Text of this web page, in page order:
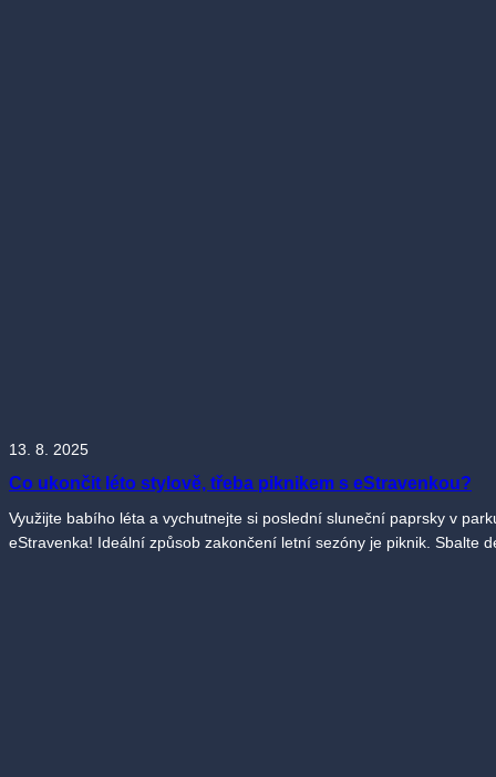
13. 8. 2025
Co ukončit léto stylově, třeba piknikem s eStravenkou?
Využijte babího léta a vychutnejte si poslední sluneční paprsky v
eStravenka! Ideální způsob zakončení letní sezóny je piknik.